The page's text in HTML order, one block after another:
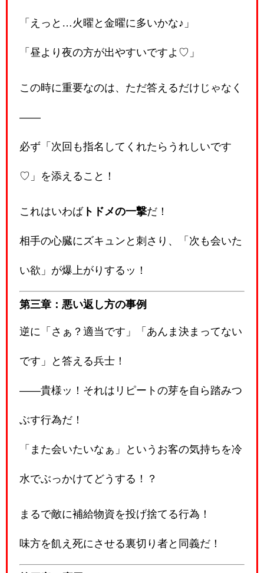
「えっと…火曜と金曜に多いかな♪」
「昼より夜の方が出やすいですよ♡」
この時に重要なのは、ただ答えるだけじゃなく
――
必ず「次回も指名してくれたらうれしいです
♡」を添えること！
これはいわばトドメの一撃だ！
相手の心臓にズキュンと刺さり、「次も会いた
い欲」が爆上がりするッ！
第三章：悪い返し方の事例
逆に「さぁ？適当です」「あんま決まってない
です」と答える兵士！
――貴様ッ！それはリピートの芽を自ら踏みつ
ぶす行為だ！
「また会いたいなぁ」というお客の気持ちを冷
水でぶっかけてどうする！？
まるで敵に補給物資を投げ捨てる行為！
味方を飢え死にさせる裏切り者と同義だ！